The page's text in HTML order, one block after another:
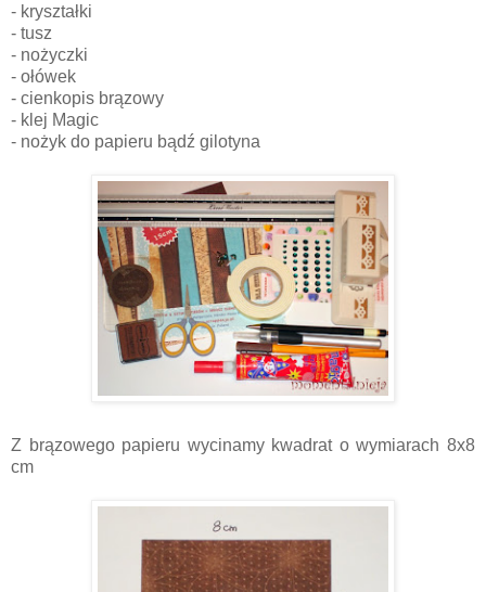
- kryształki
- tusz
- nożyczki
- ołówek
- cienkopis brązowy
- klej Magic
- nożyk do papieru bądź gilotyna
Z brązowego papieru wycinamy kwadrat o wymiarach 8x8
cm